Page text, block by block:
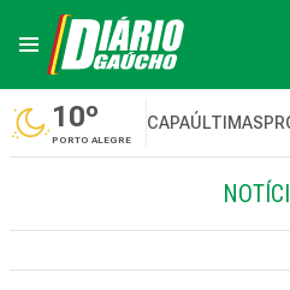
10º
PORTO ALEGRE
CAPAÚLTIMAS